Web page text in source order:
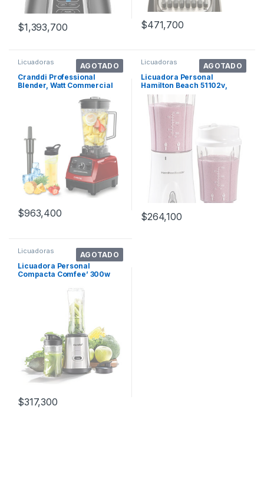
$1,393,700 $471,700
AGOTADO
Licuadoras
Cranddi Professional
Blender, Watt Commercial
$963,400
AGOTADO
Licuadoras
Licuadora Personal
Hamilton Beach 51102v,
Batidora Inalámbrica Con
Vaso De Repuesto
$264,100
AGOTADO
Licuadoras
Licuadora Personal
Compacta Comfee’ 300w
$317,300